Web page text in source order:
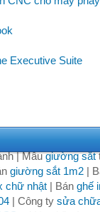
Executive Suite
| Mẫugiường sắt
giường sắt 1m2 |
chữ nhật | Bán ghế
| Công ty sửa